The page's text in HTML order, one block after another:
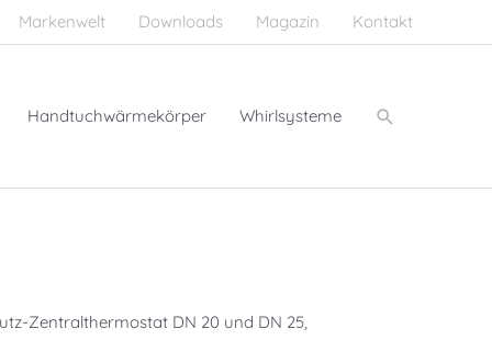
Markenwelt Downloads Magazin Kontakt
Handtuchwärmekörper Whirlsysteme Suchen
Zentralthermostat DN 20 und DN 25,